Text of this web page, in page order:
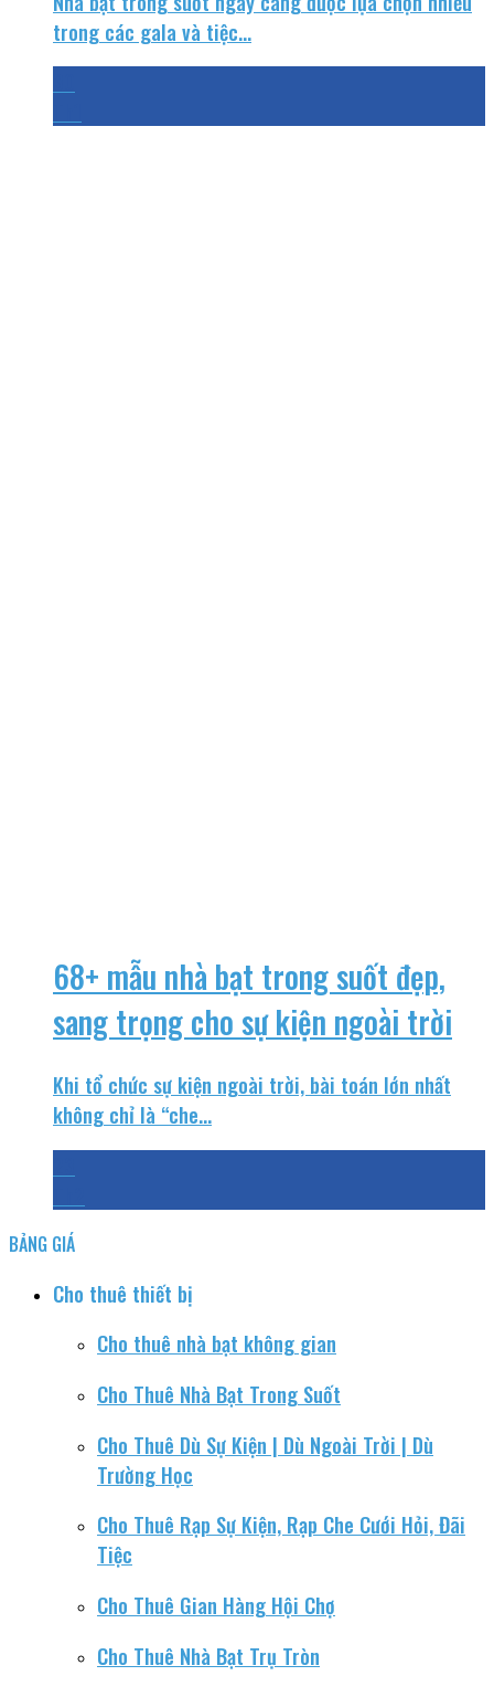
trong các gala và tiệc...
68+ mẫu nhà bạt trong suốt đẹp,
sang trọng cho sự kiện ngoài trời
Khi tổ chức sự kiện ngoài trời, bài toán lớn nhất
không chỉ là “che...
BẢNG GIÁ
Cho thuê thiết bị
Cho thuê nhà bạt không gian
Cho Thuê Nhà Bạt Trong Suốt
Cho Thuê Dù Sự Kiện | Dù Ngoài Trời | Dù
Trường Học
Cho Thuê Rạp Sự Kiện, Rạp Che Cưới Hỏi, Đãi
Tiệc
Cho Thuê Gian Hàng Hội Chợ
Cho Thuê Nhà Bạt Trụ Tròn